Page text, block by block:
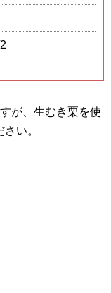
が、生むき栗を使
い。